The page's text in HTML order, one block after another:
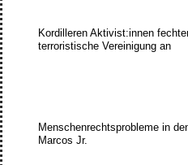
Kordilleren Aktivist:innen
terroristische Vereinigung an
Menschenrechtsprobleme in
Marcos Jr.